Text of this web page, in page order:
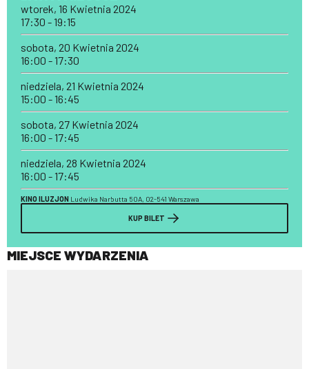
wtorek, 16 Kwietnia 2024
17:30 - 19:15
sobota, 20 Kwietnia 2024
16:00 - 17:30
niedziela, 21 Kwietnia 2024
15:00 - 16:45
sobota, 27 Kwietnia 2024
16:00 - 17:45
niedziela, 28 Kwietnia 2024
16:00 - 17:45
KINO ILUZJON Ludwika Narbutta 50A, 02-541 Warszawa
KUP BILET
MIEJSCE WYDARZENIA